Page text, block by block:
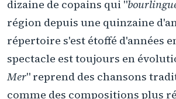
dizaine de copains qui "
région depuis une quinzaine
répertoire s'est étoffé d'années
spectacle est toujours en
Mer" reprend des chansons
comme des compositions plus